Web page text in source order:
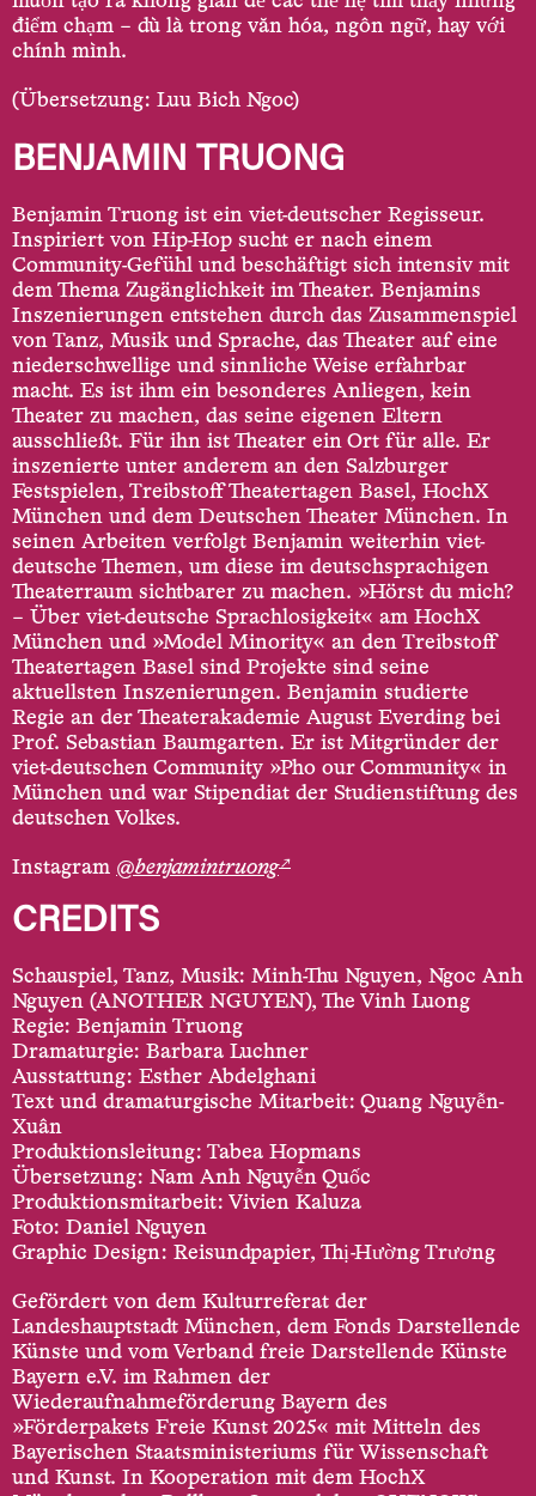
điểm chạm – dù là trong văn hóa, ngôn ngữ, hay với
chính mình.
(Übersetzung: Luu Bich Ngoc)
BENJAMIN TRUONG
Benjamin Truong ist ein viet-deutscher Regisseur.
Inspiriert von Hip-Hop sucht er nach einem
Community-­Gefühl und beschäftigt sich intensiv mit
dem Thema Zugänglichkeit im Theater. Benjamins
Inszenierungen entstehen durch das Zusammenspiel
von Tanz, Musik und Sprache, das Theater auf eine
niederschwellige und sinnliche Weise erfahrbar
macht. Es ist ihm ein besonderes Anliegen, kein
Theater zu machen, das seine eigenen Eltern
ausschließt. Für ihn ist Theater ein Ort für alle. Er
inszenierte unter anderem an den Salzburger
Festspielen, Treibstoff Theatertagen Basel, HochX
München und dem Deutschen Theater München. In
seinen Arbeiten verfolgt Benjamin weiterhin viet-
deutsche Themen, um diese im deutschsprachigen
Theaterraum sichtbarer zu machen. »Hörst du mich?
– Über viet-deutsche Sprachlosigkeit« am HochX
München und »Model Minority« an den Treibstoff
Theatertagen Basel sind Projekte sind seine
aktuellsten Inszenierungen. Benjamin studierte
Regie an der Theaterakademie August Everding bei
Prof. Sebastian Baumgarten. Er ist Mitgründer der
viet-deutschen Community »Pho our Community« in
München und war Stipendiat der Studienstiftung des
deutschen Volkes.
Instagram @benjamintruong↗
CREDITS
Schauspiel, Tanz, Musik: Minh-Thu Nguyen, Ngoc Anh
Nguyen (ANOTHER NGUYEN), The Vinh Luong
Regie: Benjamin Truong
Dramaturgie: Barbara Luchner
Ausstattung: Esther Abdelghani
Text und dramaturgische Mitarbeit: Quang Nguyễn-
Xuân
Produktionsleitung: Tabea Hopmans
Übersetzung: Nam Anh Nguyễn Quốc
Produktionsmitarbeit: Vivien Kaluza
Foto: Daniel Nguyen
Graphic Design: Reisundpapier, Thị-Hường Trương
Gefördert von dem Kulturreferat der
Landeshauptstadt München, dem Fonds Darstellende
Künste und vom Verband freie Darstellende Künste
Bayern e.V. im Rahmen der
Wiederaufnahmeförderung Bayern des
»Förderpakets Freie Kunst 2025« mit Mitteln des
Bayerischen Staatsministeriums für Wissenschaft
und Kunst. In Kooperation mit dem HochX